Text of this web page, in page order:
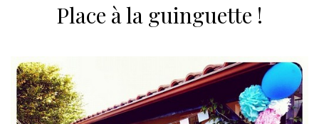
Place à la guinguette !